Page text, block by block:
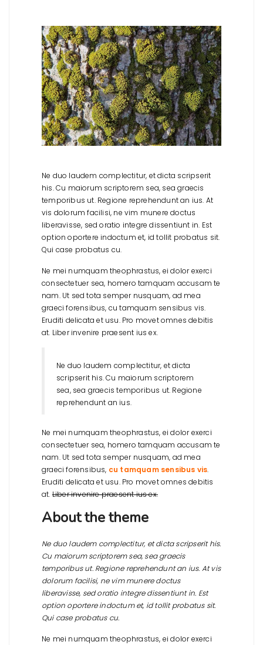
Ne duo laudem complectitur, et dicta scripserit
his. Cu maiorum scriptorem sea, sea graecis
temporibus ut. Regione reprehendunt an ius. At
vis dolorum facilisi, ne vim munere doctus
liberavisse, sed oratio integre dissentiunt in. Est
option oportere indoctum et, id tollit probatus sit.
Qui case probatus cu.
Ne mei numquam theophrastus, ei dolor exerci
consectetuer sea, homero tamquam accusam te
nam. Ut sed tota semper nusquam, ad mea
graeci forensibus, cu tamquam sensibus vis.
Eruditi delicata et usu. Pro movet omnes debitis
at. Liber invenire praesent ius ex.
Ne duo laudem complectitur, et dicta
scripserit his. Cu maiorum scriptorem
sea, sea graecis temporibus ut. Regione
reprehendunt an ius.
Ne mei numquam theophrastus, ei dolor exerci
consectetuer sea, homero tamquam accusam te
nam. Ut sed tota semper nusquam, ad mea
graeci forensibus, cu tamquam sensibus vis.
Eruditi delicata et usu. Pro movet omnes debitis
at.Liber invenire praesent ius ex.
About the theme
Ne duo laudem complectitur, et dicta scripserit his.
Cu maiorum scriptorem sea, sea graecis
temporibus ut. Regione reprehendunt an ius. At vis
dolorum facilisi, ne vim munere doctus
liberavisse, sed oratio integre dissentiunt in. Est
option oportere indoctum et, id tollit probatus sit.
Qui case probatus cu.
Ne mei numquam theophrastus, ei dolor exerci